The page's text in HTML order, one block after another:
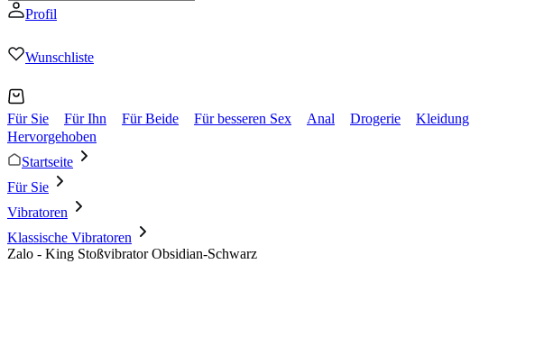
Profil
Wunschliste
Für Sie Für Ihn Für Beide Für besseren Sex Anal Drogerie
Kleidung
Hervorgehoben
Startseite
Für Sie
Vibratoren
Klassische Vibratoren
Zalo - King Stoßvibrator Obsidian-Schwarz